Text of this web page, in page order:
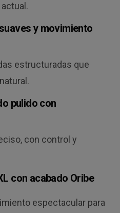
y movimiento
estructuradas que
pulido con
con control y
con acabado Oribe
espectacular para